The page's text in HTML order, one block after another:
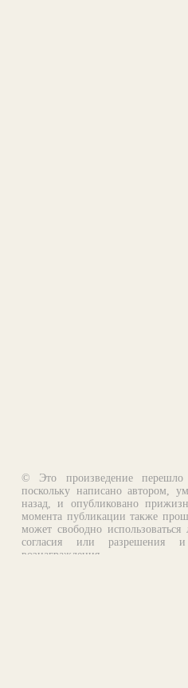
© Это произведение перешло
поскольку написано автором,
назад, и опубликовано
момента публикации также
может свободно
согласия или разрешения
вознаграждения.